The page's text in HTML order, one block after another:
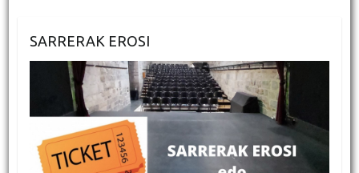
SARRERAK EROSI